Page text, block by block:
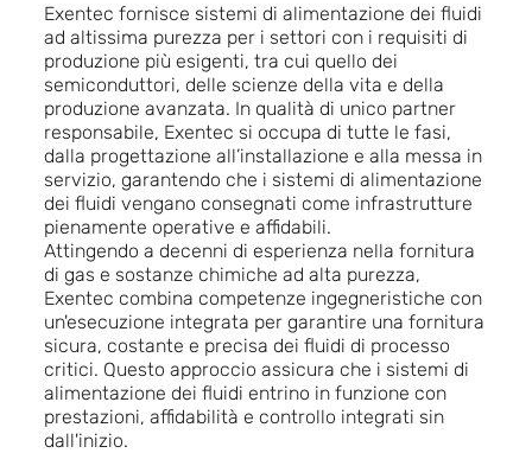
Exentec fornisce sistemi di alimentazione dei fluidi
ad altissima purezza per i settori con i requisiti di
produzione più esigenti, tra cui quello dei
semiconduttori, delle scienze della vita e della
produzione avanzata. In qualità di unico partner
responsabile, Exentec si occupa di tutte le fasi,
dalla progettazione all’installazione e alla messa in
servizio, garantendo che i sistemi di alimentazione
dei fluidi vengano consegnati come infrastrutture
pienamente operative e affidabili.
Attingendo a decenni di esperienza nella fornitura
di gas e sostanze chimiche ad alta purezza,
Exentec combina competenze ingegneristiche con
un'esecuzione integrata per garantire una fornitura
sicura, costante e precisa dei fluidi di processo
critici. Questo approccio assicura che i sistemi di
alimentazione dei fluidi entrino in funzione con
prestazioni, affidabilità e controllo integrati sin
dall'inizio.